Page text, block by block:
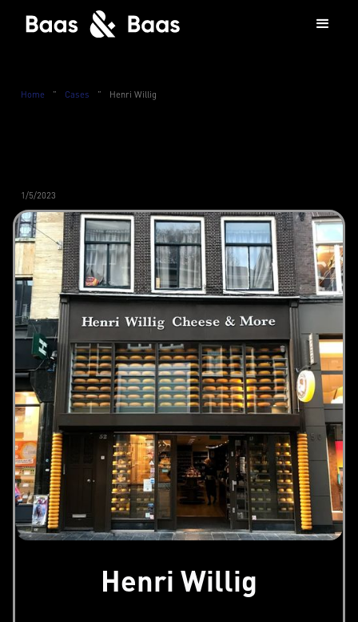
Home ” Cases ” Henri Willig
1/5/2023
Henri Willig